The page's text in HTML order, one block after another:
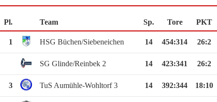
Pl. Team Sp. Tore PKT
1 HSG Büchen/Siebeneichen 14 454:314 26:2
SG Glinde/Reinbek 2 14 423:341 26:2
3 TuS Aumühle-Wohltorf 3 14 392:344 18:10